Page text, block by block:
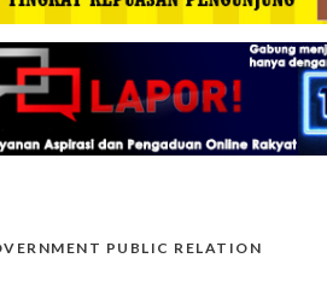
PUBLIC RELATION